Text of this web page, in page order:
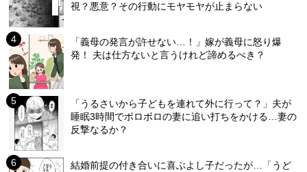
視？悪意？その行動にモヤモヤが止まらない
「義母の発言が許せない…！」嫁が義母に怒り爆
発！ 夫は仕方ないと言うけれど諦めるべき？
「うるさいから子どもを連れて外に行って？」夫が
睡眠3時間でボロボロの妻に追い打ちをかける…妻の
反撃なるか？
結婚前提の付き合いに喜ぶよし子だったが…「うど